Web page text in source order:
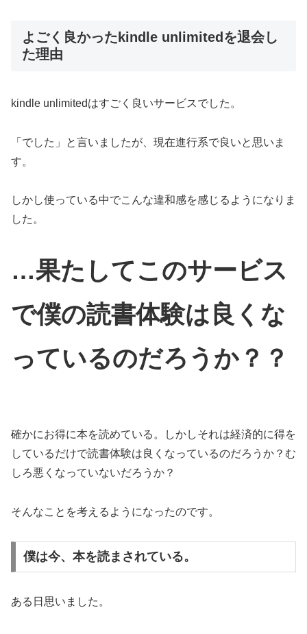
よごく良かったkindle unlimitedを退会し
た理由
kindle unlimitedはすごく良いサービスでした。
「でした」と言いましたが、現在進行系で良いと思いま
す。
しかし使っている中でこんな違和感を感じるようになりま
した。
…果たしてこのサービス
で僕の読書体験は良くな
っているのだろうか？？
確かにお得に本を読めている。しかしそれは経済的に得を
しているだけで読書体験は良くなっているのだろうか？む
しろ悪くなっていないだろうか？
そんなことを考えるようになったのです。
僕は今、本を読まされている。
ある日思いました。